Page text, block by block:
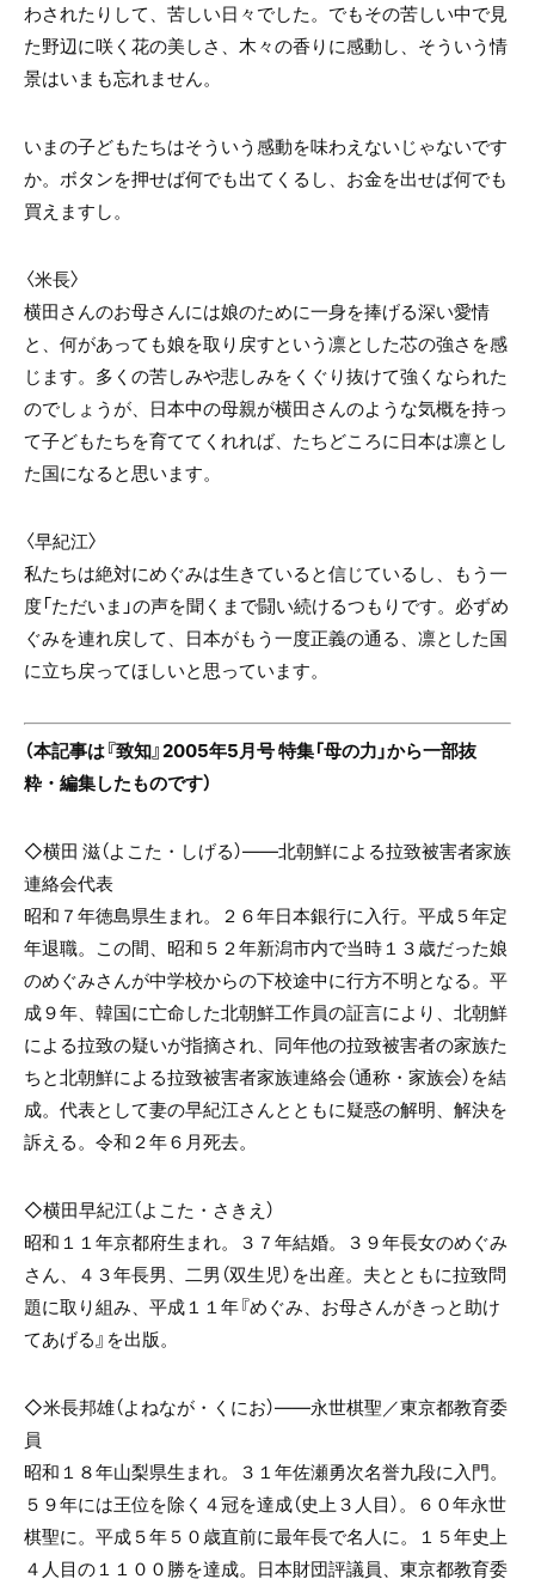
わされたりして、苦しい日々でした。でもその苦しい中で見
た野辺に咲く花の美しさ、木々の香りに感動し、そういう情
景はいまも忘れません。
いまの子どもたちはそういう感動を味わえないじゃないです
か。ボタンを押せば何でも出てくるし、お金を出せば何でも
買えますし。
〈米長〉
横田さんのお母さんには娘のために一身を捧げる深い愛情
と、何があっても娘を取り戻すという凛とした芯の強さを感
じます。多くの苦しみや悲しみをくぐり抜けて強くなられた
のでしょうが、日本中の母親が横田さんのような気概を持っ
て子どもたちを育ててくれれば、たちどころに日本は凛とし
た国になると思います。
〈早紀江〉
私たちは絶対にめぐみは生きていると信じているし、もう一
度「ただいま」の声を聞くまで闘い続けるつもりです。必ずめ
ぐみを連れ戻して、日本がもう一度正義の通る、凛とした国
に立ち戻ってほしいと思っています。
（本記事は『致知』2005年5月号 特集「母の力」から一部抜
粋・編集したものです）
◇横田 滋（よこた・しげる）――北朝鮮による拉致被害者家族
連絡会代表
昭和７年徳島県生まれ。２６年日本銀行に入行。平成５年定
年退職。この間、昭和５２年新潟市内で当時１３歳だった娘
のめぐみさんが中学校からの下校途中に行方不明となる。平
成９年、韓国に亡命した北朝鮮工作員の証言により、北朝鮮
による拉致の疑いが指摘され、同年他の拉致被害者の家族た
ちと北朝鮮による拉致被害者家族連絡会（通称・家族会）を結
成。代表として妻の早紀江さんとともに疑惑の解明、解決を
訴える。令和２年６月死去。
◇横田早紀江（よこた・さきえ）
昭和１１年京都府生まれ。３７年結婚。３９年長女のめぐみ
さん、４３年長男、二男（双生児）を出産。夫とともに拉致問
題に取り組み、平成１１年『めぐみ、お母さんがきっと助け
てあげる』を出版。
◇米長邦雄（よねなが・くにお）――永世棋聖／東京都教育委
員
昭和１８年山梨県生まれ。３１年佐瀬勇次名誉九段に入門。
５９年には王位を除く４冠を達成（史上３人目）。６０年永世
棋聖に。平成５年５０歳直前に最年長で名人に。１５年史上
４人目の１１００勝を達成。日本財団評議員、東京都教育委